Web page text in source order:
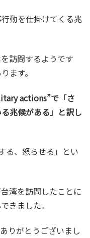
動を仕掛けてくる兆
訪問するようです
ます。
actions”で「さ
兆候がある」と訳し
る、怒らせる」とい
湾を訪問したことに
きました。
りがとうございまし